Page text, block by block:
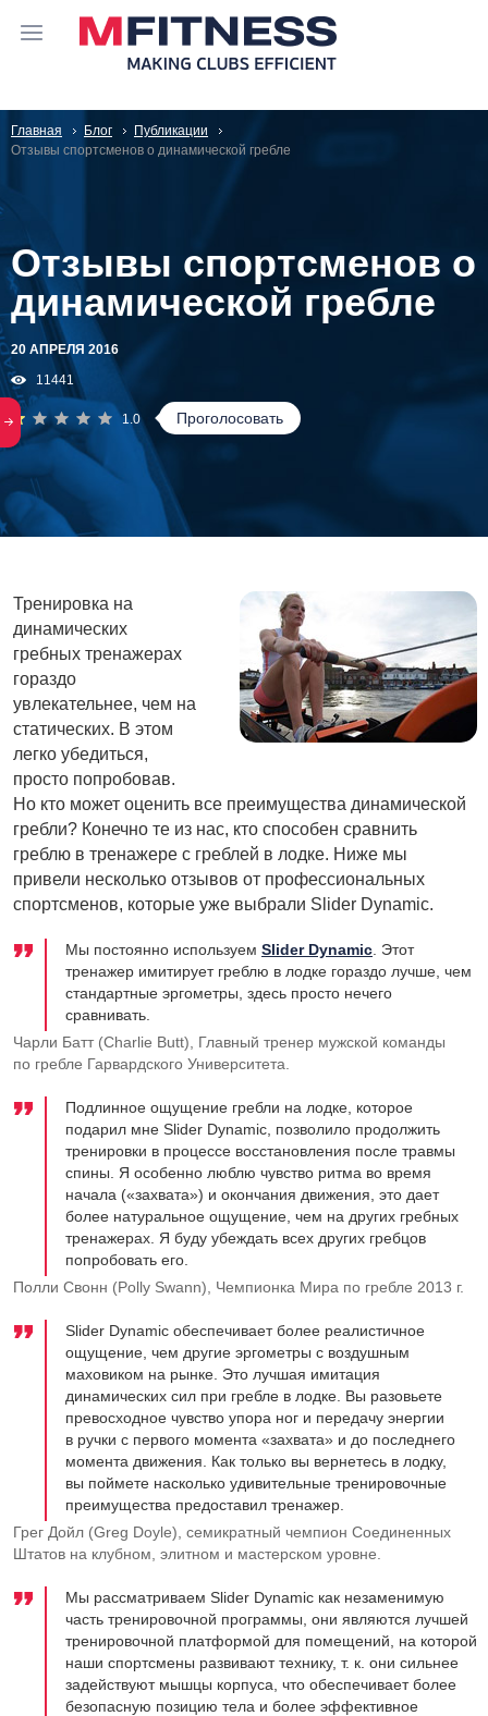
Главная Блог
Публикации
Отзывы спортсменов о динамической гребле
Отзывы спортсменов о
динамической гребле
20 АПРЕЛЯ 2016
11441
1.0 Проголосовать
Тренировка на
динамических
гребных тренажерах
гораздо
увлекательнее, чем на
статических. В этом
легко убедиться,
просто попробовав.
Но кто может оценить все преимущества динамической
гребли? Конечно те из нас, кто способен сравнить
греблю в тренажере с греблей в лодке. Ниже мы
привели несколько отзывов от профессиональных
спортсменов, которые уже выбрали Slider Dynamic.
Мы постоянно используем Slider Dynamic . Этот
тренажер имитирует греблю в лодке гораздо лучше, чем
стандартные эргометры, здесь просто нечего
сравнивать.
Чарли Батт (Charlie Butt), Главный тренер мужской команды
по гребле Гарвардского Университета.
Подлинное ощущение гребли на лодке, которое
подарил мне Slider Dynamic, позволило продолжить
тренировки в процессе восстановления после травмы
спины. Я особенно люблю чувство ритма во время
начала («захвата») и окончания движения, это дает
более натуральное ощущение, чем на других гребных
тренажерах. Я буду убеждать всех других гребцов
попробовать его.
Полли Свонн (Polly Swann), Чемпионка Мира по гребле 2013 г.
Slider Dynamic обеспечивает более реалистичное
ощущение, чем другие эргометры с воздушным
маховиком на рынке. Это лучшая имитация
динамических сил при гребле в лодке. Вы разовьете
превосходное чувство упора ног и передачу энергии
в ручки с первого момента «захвата» и до последнего
момента движения. Как только вы вернетесь в лодку,
вы поймете насколько удивительные тренировочные
преимущества предоставил тренажер.
Грег Дойл (Greg Doyle), семикратный чемпион Соединенных
Штатов на клубном, элитном и мастерском уровне.
Мы рассматриваем Slider Dynamic как незаменимую
часть тренировочной программы, они являются лучшей
тренировочной платформой для помещений, на которой
наши спортсмены развивают технику, т. к. они сильнее
задействуют мышцы корпуса, что обеспечивает более
безопасную позицию тела и более эффективное